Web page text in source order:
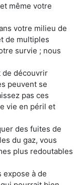
même votre
votre milieu de
de multiples
survie ; nous
de découvrir
peuvent se
pas ces
vie en péril et
des fuites de
du gaz, vous
plus redoutables
expose à de